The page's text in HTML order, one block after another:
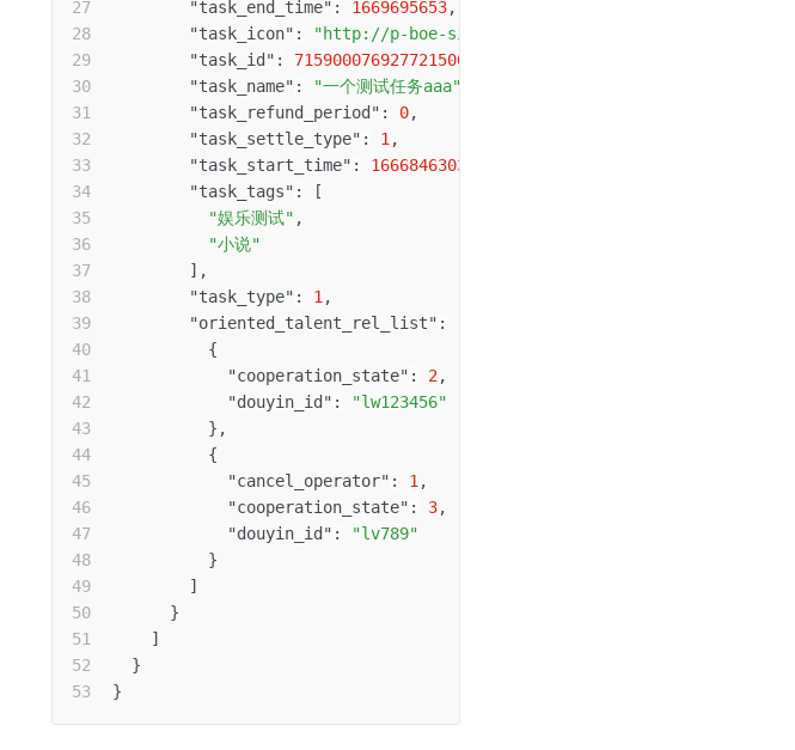
"task_end_time" : 1669695653,
"task_icon" :
"http://p-boe-sign.bytedance.net/tos-boe-i-giyy2m8f28/
"task_id" : 7159000769277215000
"task_name" : "一个测试任务aaa"
"task_refund_period" : 0,
"task_settle_type" : 1 ,
"task_start_time" : 1666846303
"task_tags" :
[
"娱乐测试" ,
"小说"
] ,
"task_type" : 1 ,
"oriented_talent_rel_list" :
{
"cooperation_state" : 2 ,
"douyin_id" :
"lw123456"
} ,
{
"cancel_operator" : 1 ,
"cooperation_state" : 3,
"douyin_id" :
"lv789"
}
]
}
]
}
}